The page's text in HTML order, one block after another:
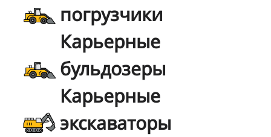
погрузчики
Карьерные
бульдозеры
Карьерные
экскаваторы